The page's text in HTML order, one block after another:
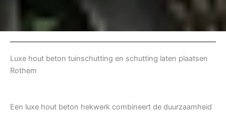
Luxe hout beton tuinschutting en schutting laten plaatsen
Rothem
Een luxe hout beton hekwerk combineert de duurzaamheid